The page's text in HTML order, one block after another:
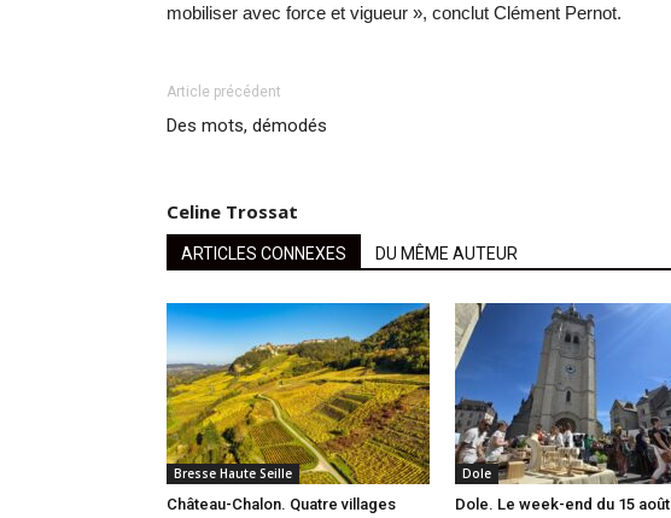
mobiliser avec force et vigueur », conclut Clément Pernot.
Article précédent
Des mots, démodés
Celine Trossat
ARTICLES CONNEXES DU MÊME AUTEUR
Bresse Haute Seille
Château-Chalon. Quatre villages
Dole
Dole. Le week-end du 15 août